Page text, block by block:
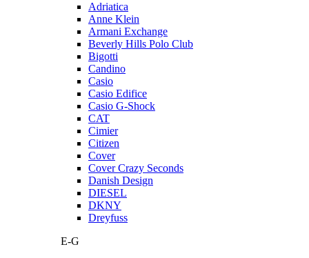
Adriatica
Anne Klein
Armani Exchange
Beverly Hills Polo Club
Bigotti
Candino
Casio
Casio Edifice
Casio G-Shock
CAT
Cimier
Citizen
Cover
Cover Crazy Seconds
Danish Design
DIESEL
DKNY
Dreyfuss
E-G